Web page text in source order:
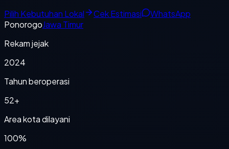
Pilih Kebutuhan Lokal
Cek Estimasi
WhatsApp
PonorogoJawa Timur
Rekam jejak
2024
Tahun beroperasi
52+
Area kota dilayani
100%